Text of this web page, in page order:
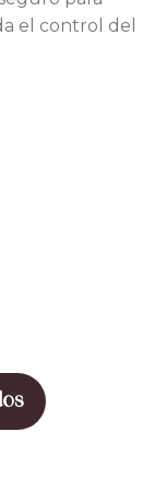
el control del